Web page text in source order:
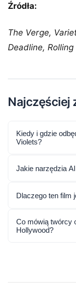
Źródła:
The Verge,
Deadline,
Najczęściej
Kiedy i gdzie
Violets?
Jakie narzędzia
Dlaczego ten film
Co mówią twórcy
Hollywood?